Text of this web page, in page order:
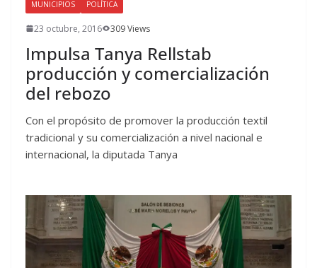
MUNICIPIOS POLÍTICA
23 octubre, 2016 309 Views
Impulsa Tanya Rellstab
producción y comercialización
del rebozo
Con el propósito de promover la producción textil
tradicional y su comercialización a nivel nacional e
internacional, la diputada Tanya